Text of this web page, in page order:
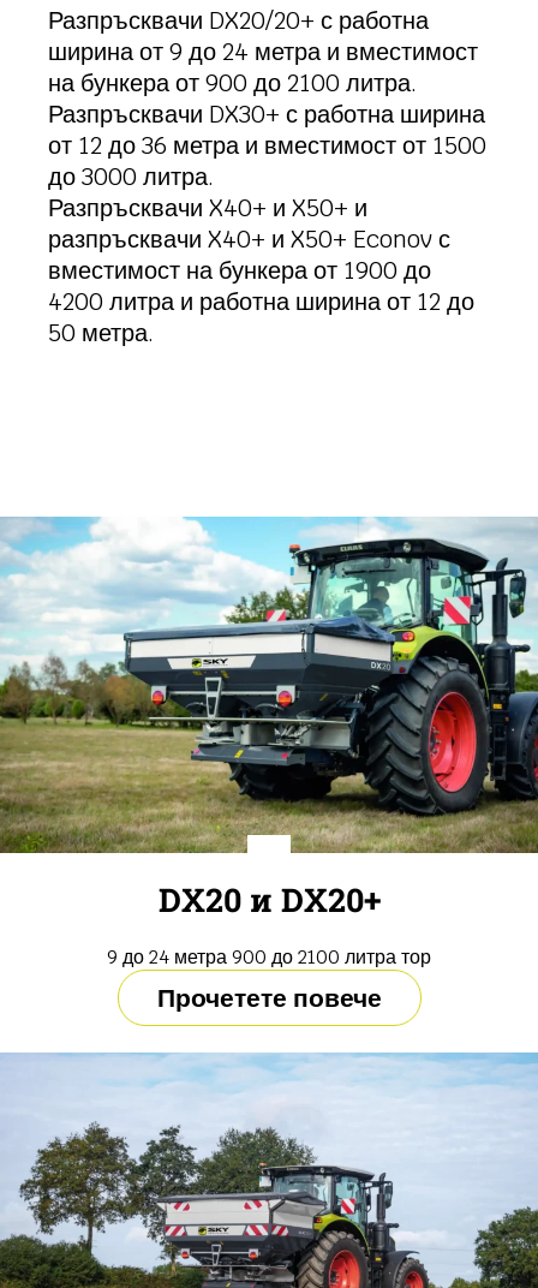
Разпръсквачи DX20/20+ с работна
ширина от 9 до 24 метра и вместимост
на бункера от 900 до 2100 литра.
Разпръсквачи DX30+ с работна ширина
от 12 до 36 метра и вместимост от 1500
до 3000 литра.
Разпръсквачи X40+ и X50+ и
разпръсквачи X40+ и X50+ Econov с
вместимост на бункера от 1900 до
4200 литра и работна ширина от 12 до
50 метра.
DX20 и DX20+
9 до 24 метра 900 до 2100 литра тор
Прочетете повече